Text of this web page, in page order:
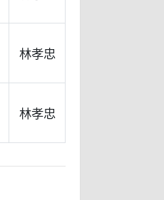
林孝忠
林孝忠